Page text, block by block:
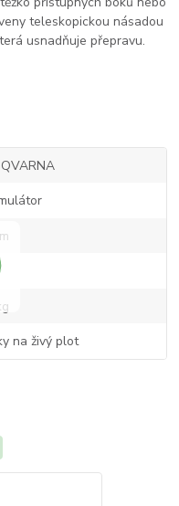
teleskopickou násadou
usnadňuje přepravu.
na živý plot